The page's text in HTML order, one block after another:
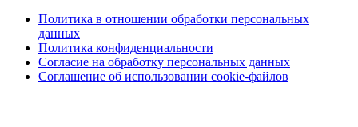
Политика в отношении обработки персональных
данных
Политика конфиденциальности
Согласие на обработку персональных данных
Соглашение об использовании cookie-файлов